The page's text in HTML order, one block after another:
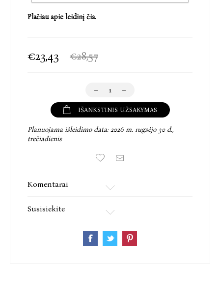
Plačiau apie leidinį čia.
€23,43 €28,57
IŠANKSTINIS UŽSAKYMAS
Planuojama išleidimo data: 2026 m. rugsėjo 30 d.,
trečiadienis
Komentarai
Susisiekite